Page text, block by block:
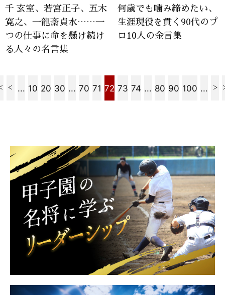
千 玄室、若宮正子、五木
寛之、一龍斎貞水……一
つの仕事に命を懸け続け
る人々の名言集
何歳でも噛み締めたい、
生涯現役を貫く90代のプ
ロ10人の金言集
... 10 20 30 ... 70 71 72 73 74 ... 80 90 100 ...